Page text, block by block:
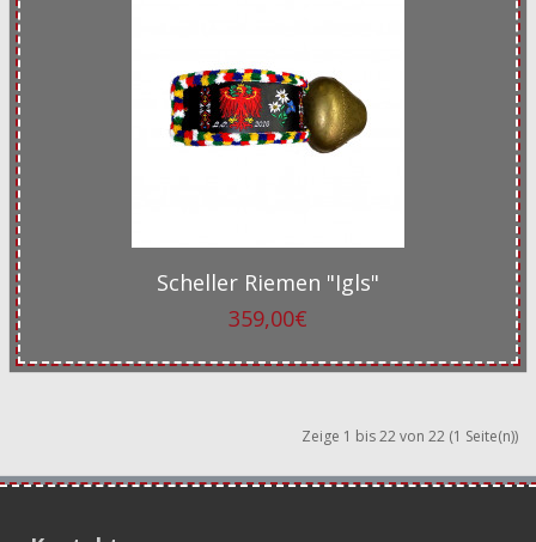
Scheller Riemen "Igls"
359,00€
Zeige 1 bis 22 von 22 (1 Seite(n))